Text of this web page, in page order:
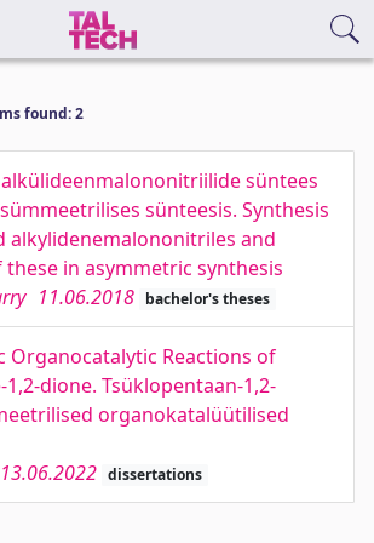
found: 2
süntees
sünteesis. Synthesis
alkylidenemalononitriles and
in asymmetric synthesis
11.06.2018 bachelor's theses
Organocatalytic Reactions of
1,2-dione. Tsüklopentaan-1,2-
organokatalüütilised
13.06.2022 dissertations